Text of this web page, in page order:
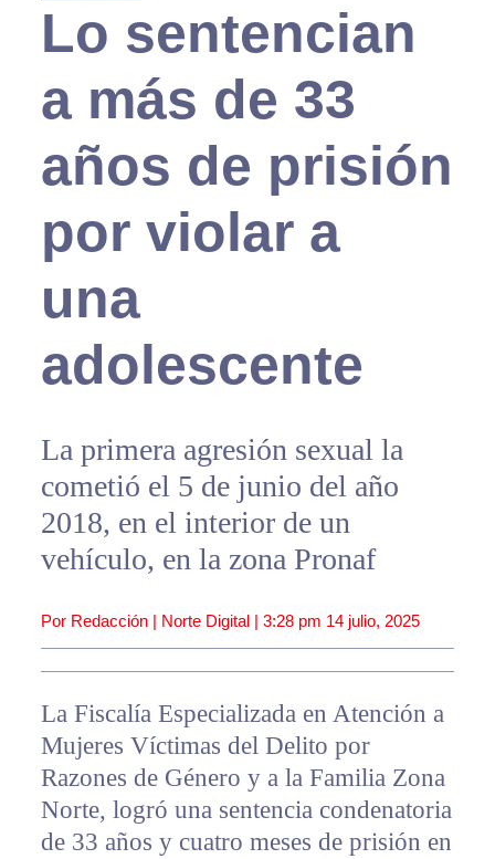
Lo sentencian
a más de 33
años de prisión
por violar a
una
adolescente
La primera agresión sexual la
cometió el 5 de junio del año
2018, en el interior de un
vehículo, en la zona Pronaf
Por Redacción | Norte Digital | 3:28 pm 14 julio, 2025
La Fiscalía Especializada en Atención a
Mujeres Víctimas del Delito por
Razones de Género y a la Familia Zona
Norte, logró una sentencia condenatoria
de 33 años y cuatro meses de prisión en